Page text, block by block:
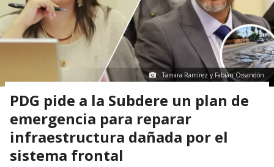
Tamara Ramírez y Fabián Ossandón
PDG pide a la Subdere un plan de
emergencia para reparar
infraestructura dañada por el
sistema frontal